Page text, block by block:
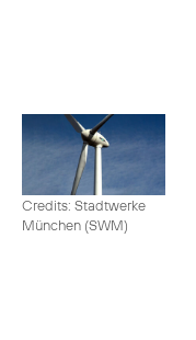
Credits: Stadtwerke
München (SWM)